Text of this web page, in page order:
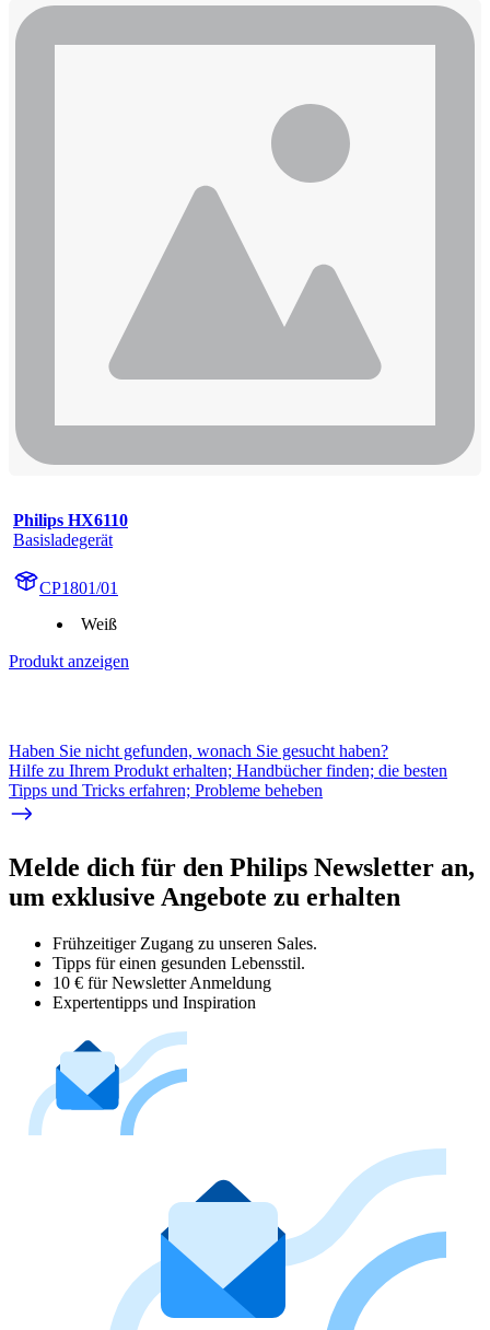
Philips HX6110
Basisladegerät
CP1801/01
Weiß
Produkt anzeigen
Haben Sie nicht gefunden, wonach Sie gesucht haben?
Hilfe zu Ihrem Produkt erhalten; Handbücher finden; die besten
Tipps und Tricks erfahren; Probleme beheben
Melde dich für den Philips Newsletter an,
um exklusive Angebote zu erhalten
Frühzeitiger Zugang zu unseren Sales.
Tipps für einen gesunden Lebensstil.
10 € für Newsletter Anmeldung
Expertentipps und Inspiration